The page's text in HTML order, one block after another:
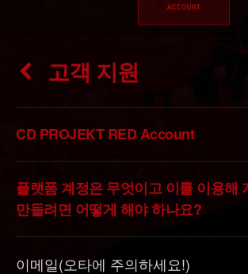
고객 지원
CD PROJEKT RED Account
플랫폼 계정은 무엇이고 이를 이용해
만들려면 어떻게 해야 하나요?
이메일(오타에 주의하세요!)